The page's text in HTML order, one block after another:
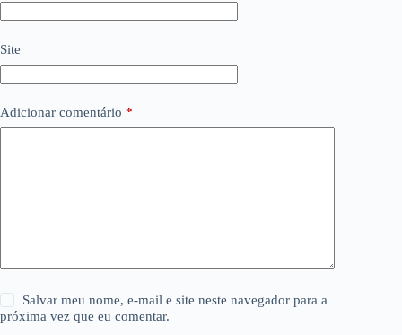
Site
Adicionar comentário *
Salvar meu nome, e-mail e site neste navegador para a
próxima vez que eu comentar.